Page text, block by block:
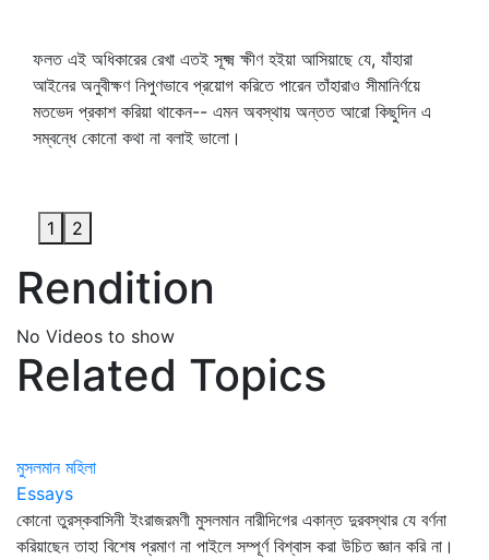
ফলত এই অধিকারের রেখা এতই সূক্ষ্ম ক্ষীণ হইয়া আসিয়াছে যে, যাঁহারা
আইনের অনুবীক্ষণ নিপুণভাবে প্রয়োগ করিতে পারেন তাঁহারাও সীমানির্ণয়ে
মতভেদ প্রকাশ করিয়া থাকেন-- এমন অবস্থায় অন্তত আরো কিছুদিন এ
সম্বন্ধে কোনো কথা না বলাই ভালো।
1 2
Rendition
No Videos to show
Related Topics
মুসলমান মহিলা
Essays
কোনো তুরস্কবাসিনী ইংরাজরমণী মুসলমান নারীদিগের একান্ত দুরবস্থার যে বর্ণনা
করিয়াছেন তাহা বিশেষ প্রমাণ না পাইলে সম্পূর্ণ বিশ্বাস করা উচিত জ্ঞান করি না।